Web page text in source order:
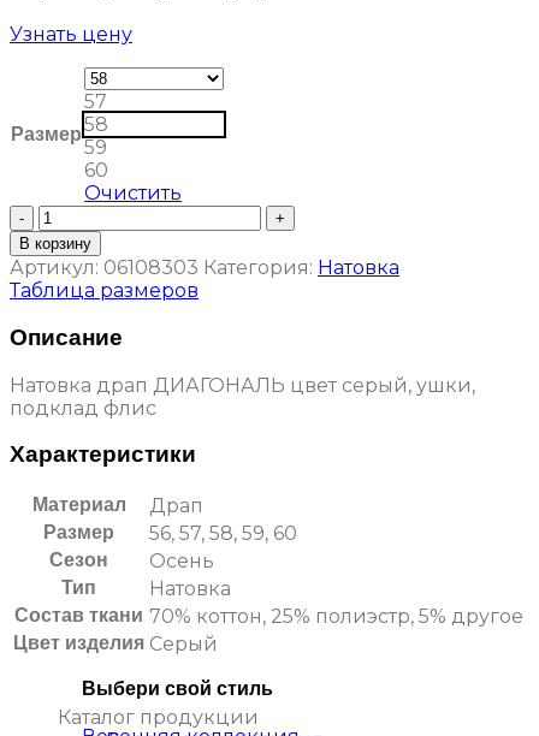
Выбери свой стиль
Узнать цену
Размер
57
58
59
60
Очистить
Количество
товара
Натовка
драп
ДИАГОНАЛЬ,
цвет
подклад
флис
В корзину
Артикул: 06108303 Категория: Натовка
Таблица размеров
Описание
Натовка драп ДИАГОНАЛЬ цвет серый, ушки,
подклад флис
Характеристики
Материал Драп
Размер 56, 57, 58, 59, 60
Сезон Осень
Тип Натовка
Состав ткани 70% коттон, 25% полиэстр, 5% другое
Цвет изделия Серый
Каталог продукции